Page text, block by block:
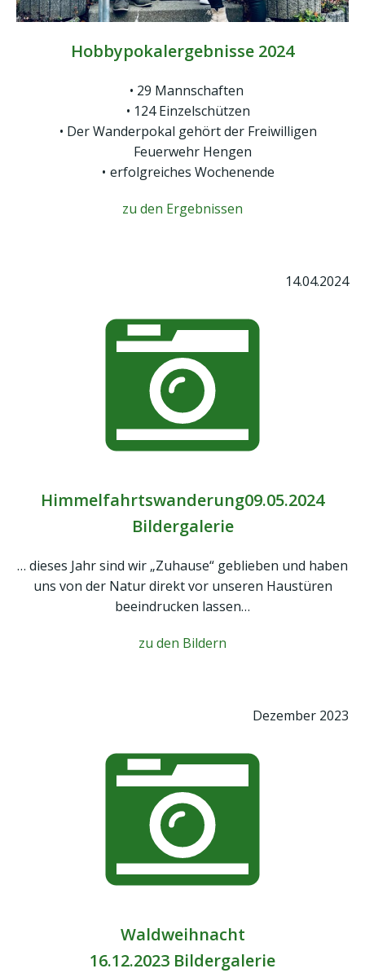
Hobbypokalergebnisse 2024
29 Mannschaften
124 Einzelschützen
Der Wanderpokal gehört der Freiwilligen
Feuerwehr Hengen
erfolgreiches Wochenende
zu den Ergebnissen
14.04.2024
Himmelfahrtswanderung09.05.2024
Bildergalerie
… dieses Jahr sind wir „Zuhause“ geblieben und haben
uns von der Natur direkt vor unseren Haustüren
beeindrucken lassen…
zu den Bildern
Dezember 2023
Waldweihnacht
16.12.2023 Bildergalerie